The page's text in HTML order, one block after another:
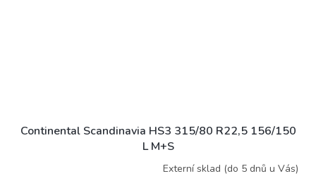
Continental Scandinavia HS3 315/80 R22,5 156/150
L M+S
Externí sklad (do 5 dnů u Vás)